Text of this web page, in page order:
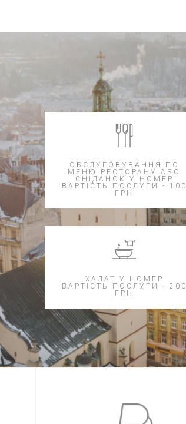
ОБСЛУГОВУВАННЯ ПО
МЕНЮ РЕСТОРАНУ АБО
СНІДАНОК У НОМЕР
ВАРТІСТЬ ПОСЛУГИ - 100
ГРН
ХАЛАТ У НОМЕР
ВАРТІСТЬ ПОСЛУГИ - 200
ГРН